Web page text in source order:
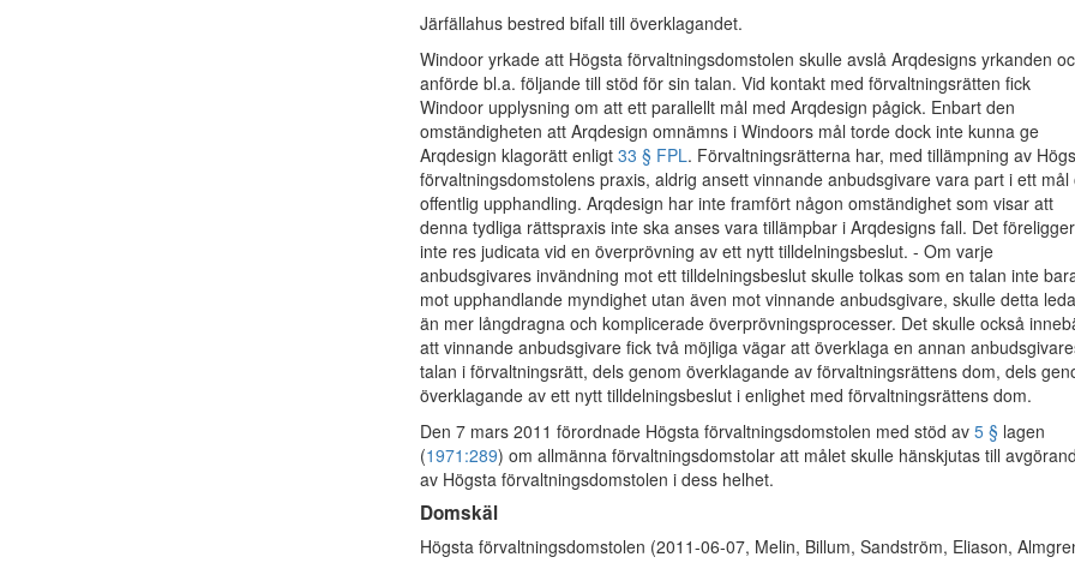
Järfällahus bestred bifall till överklagandet.
Windoor yrkade att Högsta förvaltningsdomstolen skulle avslå Arqdesigns yrkanden
anförde bl.a. följande till stöd för sin talan. Vid kontakt med förvaltningsrätten fick
Windoor upplysning om att ett parallellt mål med Arqdesign pågick. Enbart den
omständigheten att Arqdesign omnämns i Windoors mål torde dock inte kunna ge
Arqdesign klagorätt enligt 33 § FPL. Förvaltningsrätterna har, med tillämpning av
förvaltningsdomstolens praxis, aldrig ansett vinnande anbudsgivare vara part i ett mål
offentlig upphandling. Arqdesign har inte framfört någon omständighet som visar att
denna tydliga rättspraxis inte ska anses vara tillämpbar i Arqdesigns fall. Det föreligger
inte res judicata vid en överprövning av ett nytt tilldelningsbeslut. - Om varje
anbudsgivares invändning mot ett tilldelningsbeslut skulle tolkas som en talan inte
mot upphandlande myndighet utan även mot vinnande anbudsgivare, skulle detta
än mer långdragna och komplicerade överprövningsprocesser. Det skulle också
att vinnande anbudsgivare fick två möjliga vägar att överklaga en annan
talan i förvaltningsrätt, dels genom överklagande av förvaltningsrättens dom, dels
överklagande av ett nytt tilldelningsbeslut i enlighet med förvaltningsrättens dom.
Den 7 mars 2011 förordnade Högsta förvaltningsdomstolen med stöd av 5 § lagen
(1971:289) om allmänna förvaltningsdomstolar att målet skulle hänskjutas till
av Högsta förvaltningsdomstolen i dess helhet.
Domskäl
Högsta förvaltningsdomstolen (2011-06-07, Melin, Billum, Sandström, Eliason,